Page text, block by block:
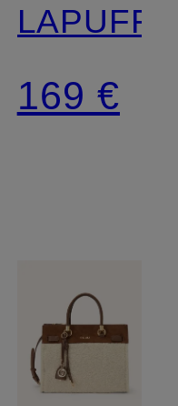
LAPUFFY
169 €